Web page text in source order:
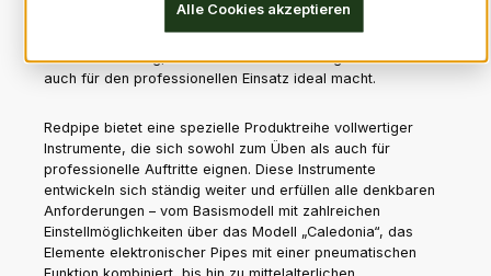
berührungsempfindliche Fingerlöcher, anpassbare
Einstellungen und Bluetooth-Konnektivität für Aufnahme
oder Verstärkung, was ihn sowohl für Übungszwecke als
auch für den professionellen Einsatz ideal macht.
Redpipe bietet eine spezielle Produktreihe vollwertiger
Instrumente, die sich sowohl zum Üben als auch für
professionelle Auftritte eignen. Diese Instrumente
entwickeln sich ständig weiter und erfüllen alle denkbaren
Anforderungen – vom Basismodell mit zahlreichen
Einstellmöglichkeiten über das Modell „Caledonia“, das
Elemente elektronischer Pipes mit einer pneumatischen
Alle Cookies akzeptieren